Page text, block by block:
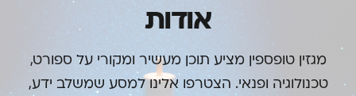
אודות
מגזין טופספין מציע תוכן מעשיר ומקורי על ספורט,
טכנולוגיה ופנאי. הצטרפו אלינו למסע שמשלב ידע,